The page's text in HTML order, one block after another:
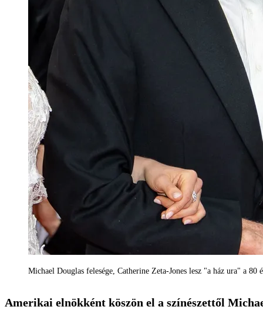
Michael Douglas felesége, Catherine Zeta-Jones lesz "a ház ura" a
Amerikai elnökként köszön el a színészettől